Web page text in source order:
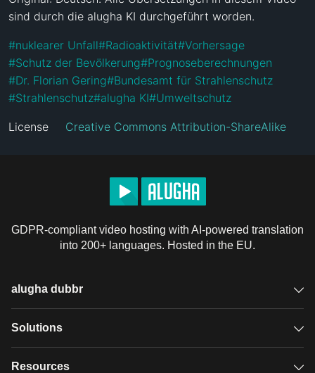
sind durch die alugha KI durchgeführt worden.
#nuklearer Unfall#Radioaktivität#Vorhersage
#Schutz der Bevölkerung#Prognoseberechnungen
#Dr. Florian Gering#Bundesamt für Strahlenschutz
#Strahlenschutz#alugha KI#Umweltschutz
License Creative Commons Attribution-ShareAlike
GDPR-compliant video hosting with AI-powered translation
into 200+ languages. Hosted in the EU.
alugha dubbr
Overview
Solutions
GDPR video hosting
Resources